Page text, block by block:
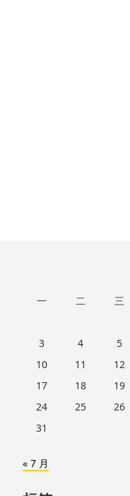
一 二 三
3
4 5
10
11 12
17
18 19
24
25 26
31
« 7 月